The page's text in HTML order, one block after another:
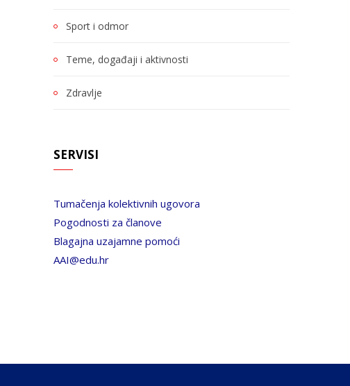
Sport i odmor
Teme, događaji i aktivnosti
Zdravlje
SERVISI
Tumačenja kolektivnih ugovora
Pogodnosti za članove
Blagajna uzajamne pomoći
AAI@edu.hr